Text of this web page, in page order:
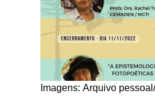
Imagens: Arquivo